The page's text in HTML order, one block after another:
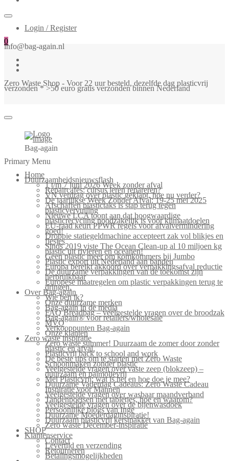
Login / Register
0
info@bag-again.nl
Zero Waste Shop - Voor 22 uur besteld, dezelfde dag plasticvrij
verzonden * >50 euro gratis verzonden binnen Nederland
Bag-again
Primary Menu
Home
Duurzaamheidsnieuwsflash
1 t/m 7 juni 2026 Week zonder afval
Repaircafés: cursus leren repareren?
VN verdrag over plastic geklapt, hoe nu verder?
De jaarlijkse Week Zonder Afval: 19-25 mei 2025
Afschaffen plastictaks is stap terug tegen
plasticvervuiling
Nieuwe LCA toont aan dat hoogwaardige
plasticrecycling noodzakelijk is voor klimaatdoelen
EU-raad keurt PPWR regels voor afvalvermindering
goed!
Droppie statiegeldmachine accepteert zak vol blikjes en
flesjes
Sinds 2019 viste The Ocean Clean-up al 10 miljoen kg
plastic uit rivieren en oceanen!
Geen plastic meer om komkommers bij Jumbo
Plastic export uit Nederland aan banden
Europa bereikt akkoord over verpakkingsafval reductie
De duurzame verpakkingen van de toekomst zijn
herbruikbaar
Europese maatregelen om plastic verpakkingen terug te
dringen.
Over Bag-again
Wie ben ik?
Onze duurzame merken
Bag-again in de media
FAQ Breadbag – veelgestelde vragen over de broodzak
Bag-again® voor retailers/wholesale
MVO
Verkooppunten Bag-again
Onze klanten
Zero waste inspiratie
Zero waste summer! Duurzaam de zomer door zonder
plastic en afval.
Plasticvrij back to school and work
De beste tips om te starten met Zero Waste
Schoonmaken zonder plastic
Veelgestelde vragen over vaste zeep (blokzeep) –
duurzaam en palmolievrij
Mei Plasticvrij: wat is het en hoe doe je mee?
Duurzame Vaderdag Cadeaus: Zero Waste Cadeau
Inspiratie voor Mannen
Veelgestelde vragen over wasbaar maandverband
Tandenpoetsen met tabletjes, hoe en waarom?
Veelgestelde vragen over de bijenwasdoek
Persoonlijke blogs van Inge
Duurzame Moederdaginspiratie!
Duurzaam plasticvrij kerstpakket van Bag-again
Zero waste December-inspiratie
SHOP
Klantenservice
Contact
Levertijd en verzending
Retourneren
Betalingsmogelijkheden